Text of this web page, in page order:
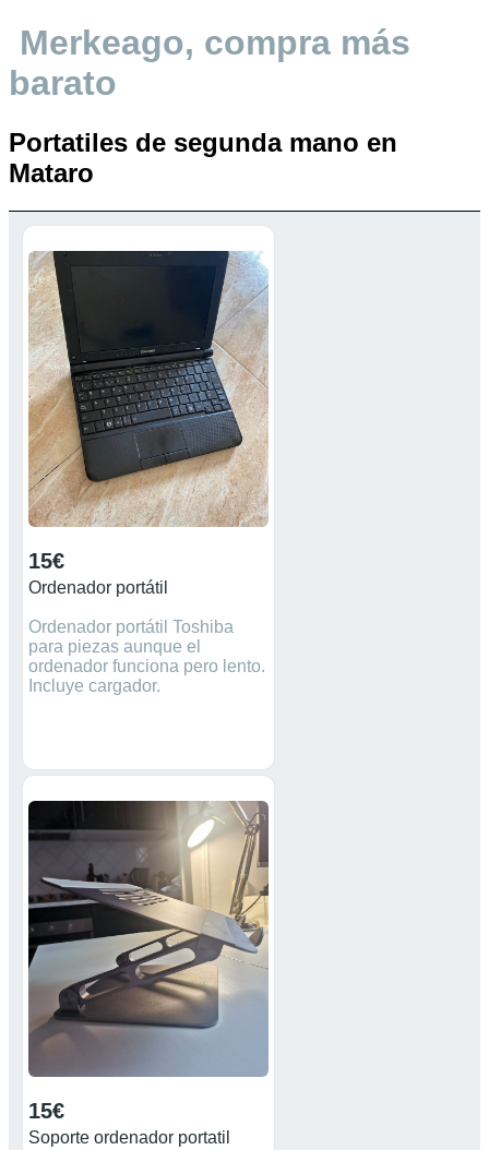
Merkeago, compra más
barato
Portatiles de segunda mano en
Mataro
15€
Ordenador portátil
Ordenador portátil Toshiba
para piezas aunque el
ordenador funciona pero lento.
Incluye cargador.
15€
Soporte ordenador portatil